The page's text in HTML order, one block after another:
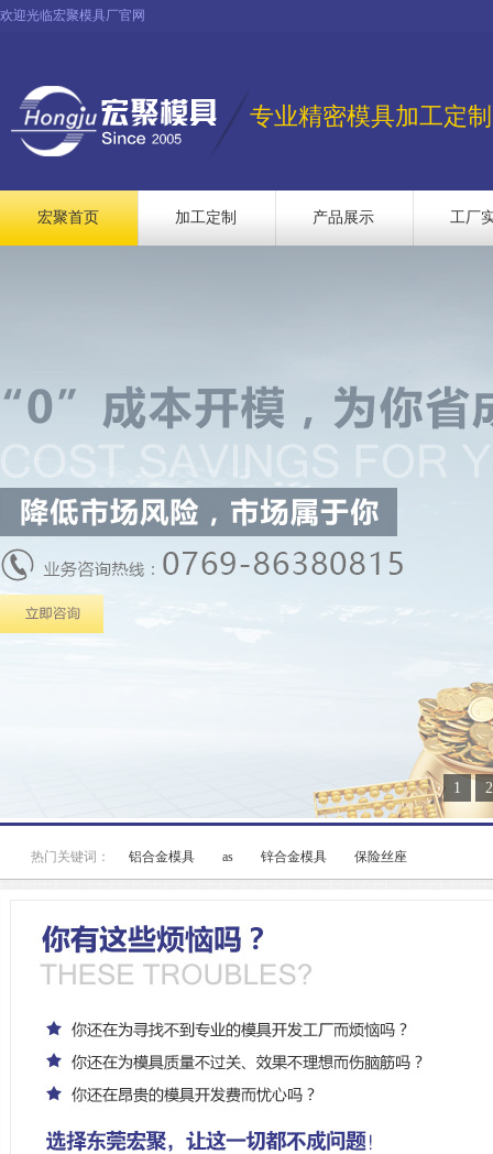
欢迎光临宏聚模具厂官网
专业精密模具加工定制
宏聚首页 加工定制 产品展示 工厂
1 2
热门关键词： 铝合金模具 as 锌合金模具 保险丝座